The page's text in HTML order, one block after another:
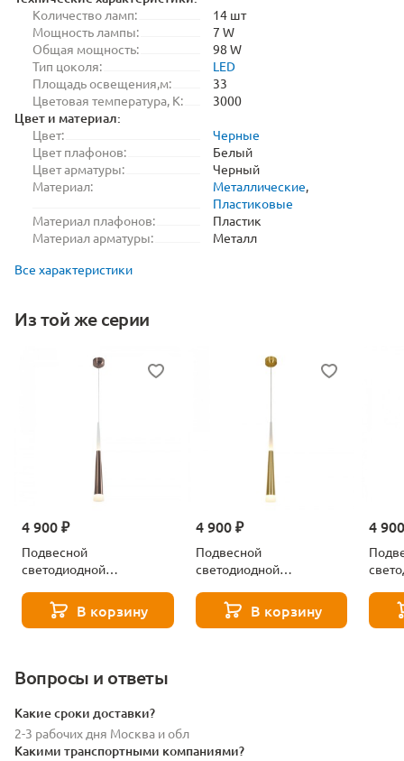
Количество ламп:
14 шт
Мощность лампы:
7 W
Общая мощность:
98 W
Тип цоколя:
LED
Площадь освещения,м:
33
Цветовая температура, K:
3000
Цвет и материал:
Цвет:
Черные
Цвет плафонов:
Белый
Цвет арматуры:
Черный
Материал:
Металлические,
Пластиковые
Материал плафонов:
Пластик
Материал арматуры:
Металл
Все характеристики
Из той же серии
4 900 ₽
Подвесной
светодиодной
CL227013В корзину
4 900 ₽
Подвесной
светодиодной
CL227012В корзину
4
Вопросы и ответы
Какие сроки доставки?
2-3 рабочих дня Москва и обл
Какими транспортными компаниями?